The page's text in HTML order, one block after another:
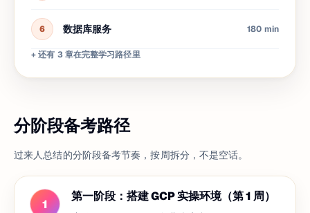
6 数据库服务 180 min
+ 还有 3 章在完整学习路径里
分阶段备考路径
过来人总结的分阶段备考节奏，按周拆分，不是空话。
1
第一阶段：搭建 GCP 实操环境（第 1 周）